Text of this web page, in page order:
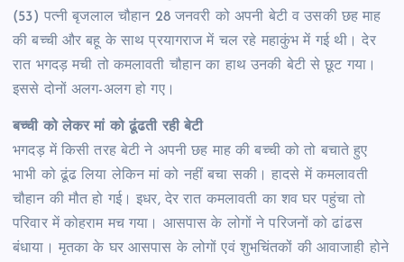
(53) पत्नी बृजलाल चौहान 28 जनवरी को अपनी बेटी व उसकी छह माह
की बच्ची और बहू के साथ प्रयागराज में चल रहे महाकुंभ में गई थी। देर
रात भगदड़ मची तो कमलावती चौहान का हाथ उनकी बेटी से छूट गया।
इससे दोनों अलग-अलग हो गए।
बच्ची को लेकर मां को ढूंढती रही बेटी
भगदड़ में किसी तरह बेटी ने अपनी छह माह की बच्ची को तो बचाते हुए
भाभी को ढूंढ लिया लेकिन मां को नहीं बचा सकी। हादसे में कमलावती
चौहान की मौत हो गई। इधर, देर रात कमलावती का शव घर पहुंचा तो
परिवार में कोहराम मच गया। आसपास के लोगों ने परिजनों को ढांढस
बंधाया। मृतका के घर आसपास के लोगों एवं शुभचिंतकों की आवाजाही होने